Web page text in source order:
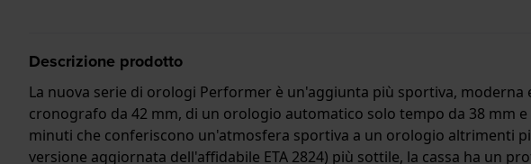
Descrizione prodotto
La nuova serie di orologi Performer è un'aggiunta più sportiva,
cronografo da 42 mm, di un orologio automatico solo tempo da 38 mm
minuti che conferiscono un'atmosfera sportiva a un orologio altrimenti
versione aggiornata dell'affidabile ETA 2824) più sottile, la cassa ha un